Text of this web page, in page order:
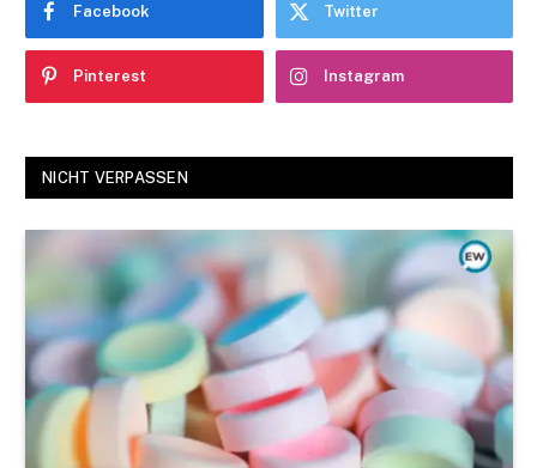
Facebook Twitter
Pinterest Instagram
NICHT VERPASSEN